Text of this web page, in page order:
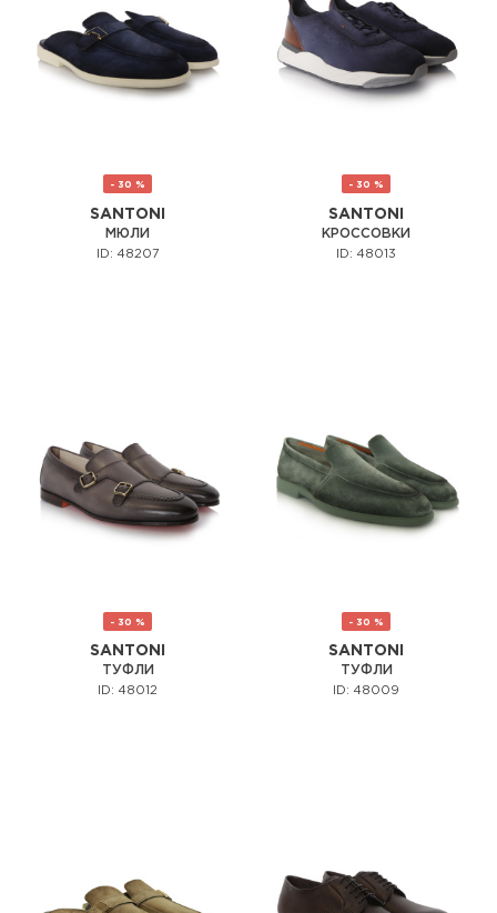
- 30 %
SANTONI
МЮЛИ
ID: 48207
- 30 %
SANTONI
КРОССОВКИ
ID: 48013
- 30 %
SANTONI
ТУФЛИ
ID: 48012
- 30 %
SANTONI
ТУФЛИ
ID: 48009